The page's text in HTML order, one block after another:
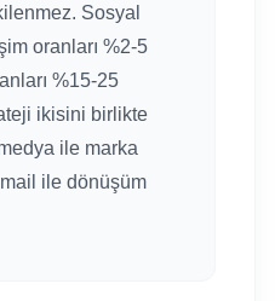
Sosyal
oranları %2-5
%15-25
ikisini birlikte
ile marka
ile dönüşüm